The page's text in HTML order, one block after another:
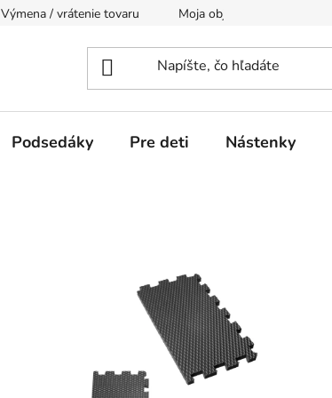
Výmena / vrátenie tovaru Moja objednávka
Podsedáky Pre deti Nástenky